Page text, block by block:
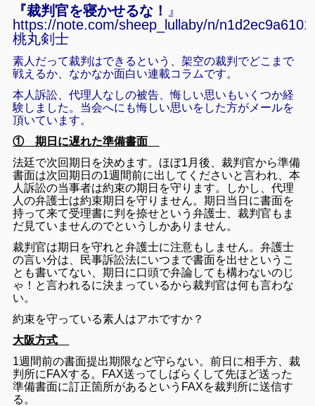
『裁判官を寝かせるな！ 』
https://note.com/sheep_lullaby/n/
桃丸剣士
素人だって裁判はできるという、架空の裁判でどこまで
戦えるか、 なかなか面白い連載コラムです。
本人訴訟、代理人なしの被告、悔しい思いもいくつか経
験しました。当会へにも悔しい思いをした方がメールを
頂いています。
① 期日に遅れた準備書面
法廷で次回期日を決めます。ほぼ1月後、裁判官から準備
書面は次回期日の1週間前に出してくださいと言われ、本
人訴訟の当事者は約束の期日を守ります。しかし、代理
人の弁護士は約束期日を守りません。期日当日に書面を
持って来て受理書に判を捺せという弁護士、裁判官もま
だ見ていませんのでというしかありません。
裁判官は期日を守れと弁護士に注意もしません。弁護士
の言い分は、民事訴訟法にいつまで書面を出せというこ
とも書いてない、期日に口頭で弁論しても構わないのじ
ゃ！と言われるに決まっているから裁判官は何も言わな
い。
約束を守っている素人はアホですか？
大阪方式
1週間前の書面提出期限など守らない。前日に相手方、裁
判所にFAXする。FAX送ってしばらくして先ほど送った
準備書面に訂正箇所があるというFAXを裁判所に送信す
る。